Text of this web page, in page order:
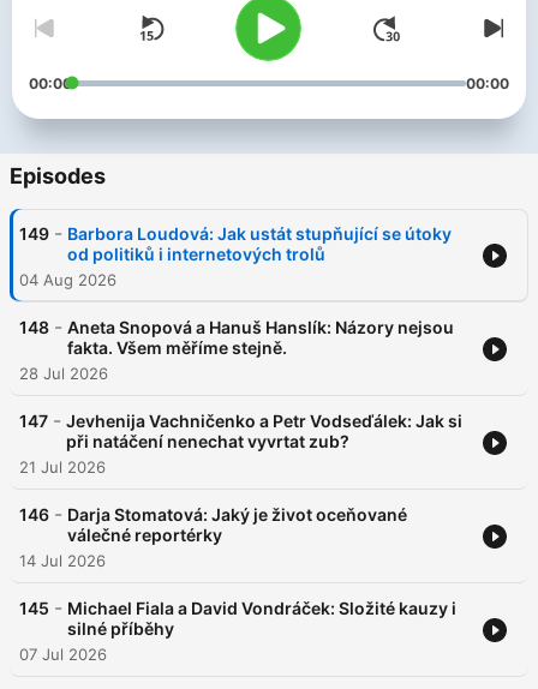
00:00 00:00
Episodes
149 - Barbora Loudová: Jak ustát stupňující se útoky
od politiků i internetových trolů
04 Aug 2026
148 - Aneta Snopová a Hanuš Hanslík: Názory nejsou
fakta. Všem měříme stejně.
28 Jul 2026
147 - Jevhenija Vachničenko a Petr Vodseďálek: Jak si
při natáčení nenechat vyvrtat zub?
21 Jul 2026
146 - Darja Stomatová: Jaký je život oceňované
válečné reportérky
14 Jul 2026
145 - Michael Fiala a David Vondráček: Složité kauzy i
silné příběhy
07 Jul 2026